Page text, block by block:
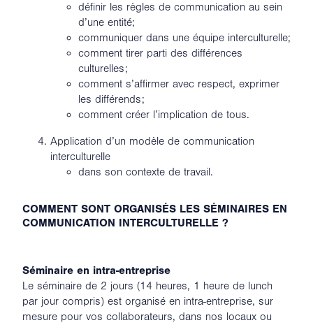
définir les règles de communication au sein
d’une entité;
communiquer dans une équipe interculturelle;
comment tirer parti des différences
culturelles;
comment s’affirmer avec respect, exprimer
les différends;
comment créer l’implication de tous.
Application d’un modèle de communication
interculturelle
dans son contexte de travail.
COMMENT SONT ORGANISÉS LES SÉMINAIRES EN
COMMUNICATION INTERCULTURELLE ?
Séminaire en intra-entreprise
Le séminaire de 2 jours (14 heures, 1 heure de lunch
par jour compris) est organisé en intra-entreprise, sur
mesure pour vos collaborateurs, dans nos locaux ou